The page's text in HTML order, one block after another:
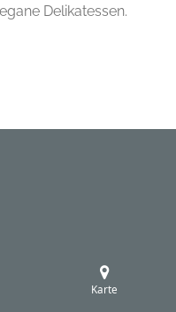
Delikatessen.
Karte